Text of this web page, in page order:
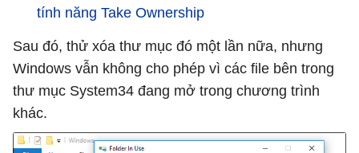
tính năng Take Ownership
Sau đó, thử xóa thư mục đó một lần nữa, nhưng
Windows vẫn không cho phép vì các file bên trong
thư mục System34 đang mở trong chương trình
khác.